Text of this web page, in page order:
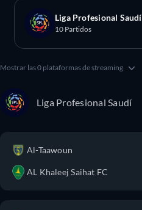
Liga Profesional Saudí
10 Partidos
Mostrar las 0 plataformas de streaming
Liga Profesional Saudí
Al-Taawoun
AL Khaleej Saihat FC